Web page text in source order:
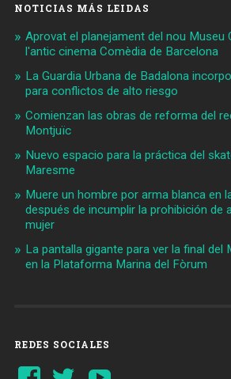
NOTICIAS MÁS LEIDAS
Aprovat el planejament del nou Museu
l'antic cinema Comèdia de Barcelona
La Guardia Urbana de Badalona
para conflictos de alto riesgo
Comienzan las obras de reforma del
Montjuïc
Nuevo espacio para la práctica del
Maresme
Muere un hombre por arma blanca en
después de incumplir la prohibición de
mujer
La pantalla gigante para ver la final del
en la Plataforma Marina del Fòrum
REDES SOCIALES
Ver
Ver